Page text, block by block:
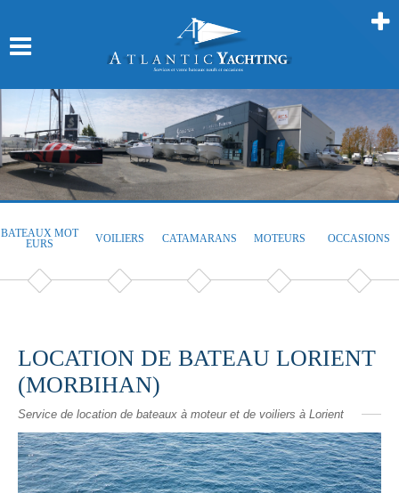
BATEAUX MOT
EURS
VOILIERS CATAMARANS MOTEURS OCCASIONS
LOCATION DE BATEAU LORIENT
(MORBIHAN)
Service de location de bateaux à moteur et de voiliers à Lorient